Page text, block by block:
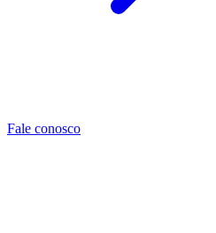
Fale conosco